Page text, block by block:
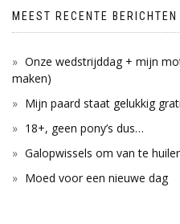
MEEST RECENTE BERICHTEN
Onze wedstrijddag + mijn
maken)
Mijn paard staat gelukkig
18+, geen pony’s dus…
Galopwissels om van te
Moed voor een nieuwe dag